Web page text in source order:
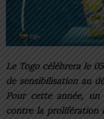
Le Togo célèbrera le
de sensibilisation au
Pour cette année,
contre la prolifération